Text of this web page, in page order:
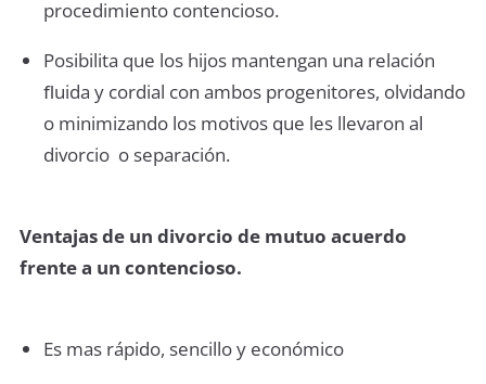
procedimiento contencioso.
Posibilita que los hijos mantengan una relación
ﬂuida y cordial con ambos progenitores, olvidando
o minimizando los motivos que les llevaron al
divorcio o separación.
Ventajas de un divorcio de mutuo acuerdo
frente a un contencioso.
Es mas rápido, sencillo y económico